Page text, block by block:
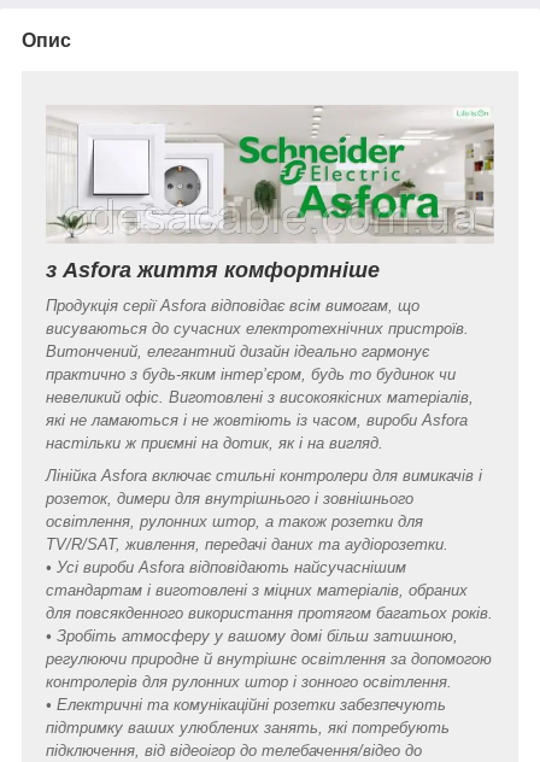
Опис
з Asfora життя комфортніше
Продукція серії Asfora відповідає всім вимогам, що
висуваються до сучасних електротехнічних пристроїв.
Витончений, елегантний дизайн ідеально гармонує
практично з будь-яким інтер’єром, будь то будинок чи
невеликий офіс. Виготовлені з високоякісних матеріалів,
які не ламаються і не жовтіють із часом, вироби Asfora
настільки ж приємні на дотик, як і на вигляд.
Лінійка Asfora включає стильні контролери для вимикачів і
розеток, димери для внутрішнього і зовнішнього
освітлення, рулонних штор, а також розетки для
TV/R/SAT, живлення, передачі даних та аудіорозетки.
• Усі вироби Asfora відповідають найсучаснішим
стандартам і виготовлені з міцних матеріалів, обраних
для повсякденного використання протягом багатьох років.
• Зробіть атмосферу у вашому домі більш затишною,
регулюючи природне й внутрішнє освітлення за допомогою
контролерів для рулонних штор і зонного освітлення.
• Електричні та комунікаційні розетки забезпечують
підтримку ваших улюблених занять, які потребують
підключення, від відеоігор до телебачення/відео до